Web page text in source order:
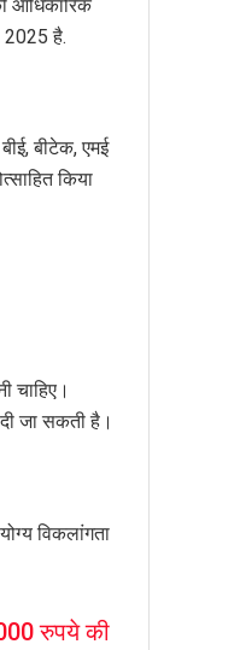
आधिकारिक
है.
बीटेक, एमई
किया
चाहिए।
जा सकती है।
विकलांगता
रुपये की